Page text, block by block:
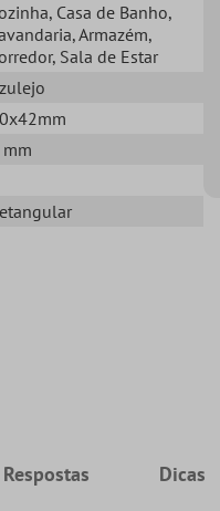
, Casa de Banho,
, Armazém,
, Sala de Estar
mm
Dicas